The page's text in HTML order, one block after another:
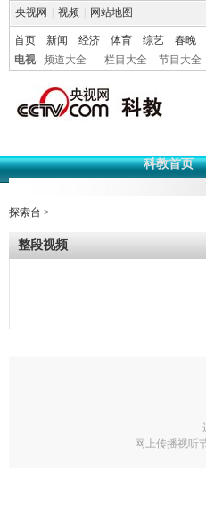
央视网 视频 网站地图
首页 新闻 经济 体育 综艺 春晚
电视
频道大全 栏目大全 节目大全
科教首页
探索台 >
整段视频
网上传播视听